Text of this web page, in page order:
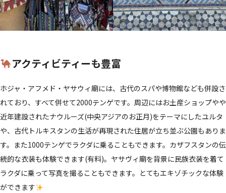
アクティビティーも豊富
ホジャ・アフメド・ヤサウィ廟には、古代のスパや博物館なども併設さ
れており、すべて併せて2000テンゲです。周辺にはお土産ショップやや
近年建設されたナウルーズ(中央アジアのお正月)をテーマにしたユルタ
や、古代トルキスタンの生活が再現された住居が立ち並ぶ公園もありま
す。また1000テンゲでラクダに乗ることもできます。カザフスタンの伝
統的な衣装も体験できます(有料)。ヤサヴィ廟を背景に民族衣装を着て
ラクダに乗って写真を撮ることもできます。とてもエキゾチックな体験
ができます